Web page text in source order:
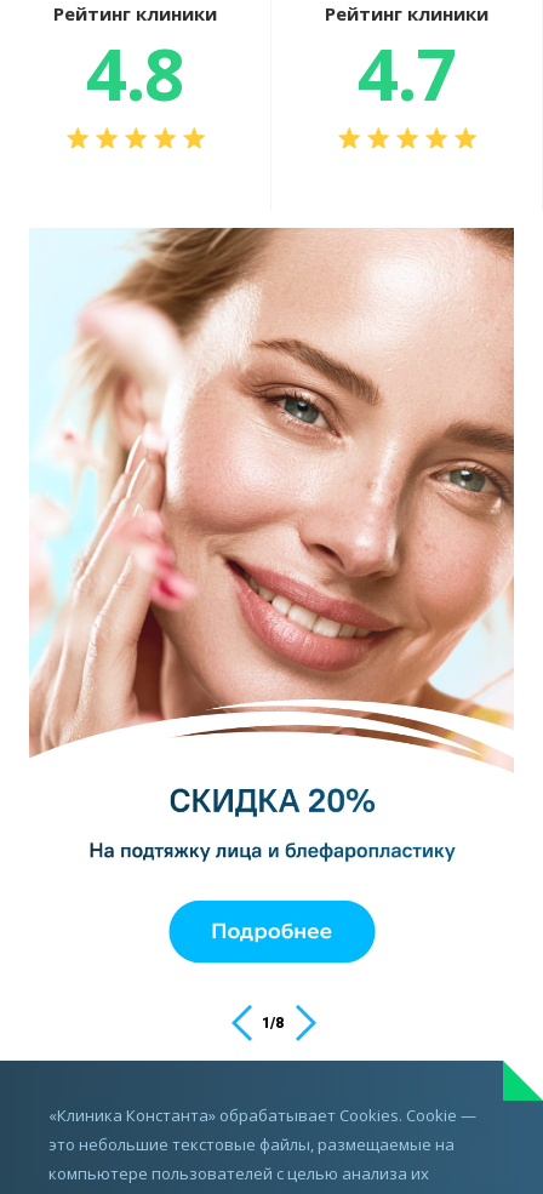
Рейтинг клиники
4.8
Рейтинг клиники
4.7
1/8
ИМЕЮТСЯ ПРОТИВОПОКАЗАНИЯ,
ПРОКОНСУЛЬТИРУЙТЕСЬ С ВРАЧОМ
«Клиника Константа» обрабатывает Cookies. Cookie —
это небольшие текстовые файлы, размещаемые на
компьютере пользователей с целью анализа их